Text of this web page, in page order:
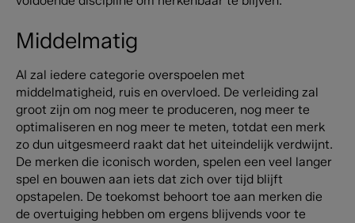
Middelmatig
AI zal iedere categorie overspoelen met
middelmatigheid, ruis en overvloed. De verleiding zal
groot zijn om nog meer te produceren, nog meer te
optimaliseren en nog meer te meten, totdat een merk
zo dun uitgesmeerd raakt dat het uiteindelijk verdwijnt.
De merken die iconisch worden, spelen een veel langer
spel en bouwen aan iets dat zich over tijd blijft
opstapelen. De toekomst behoort toe aan merken die
de overtuiging hebben om ergens blijvends voor te